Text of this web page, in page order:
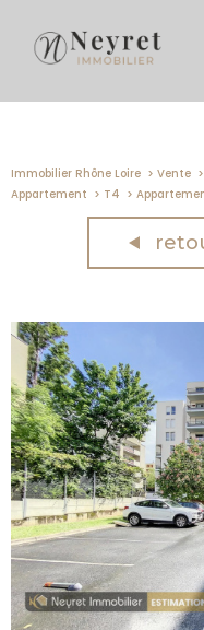
Immobilier Rhône Loire Vente
Appartement
T4